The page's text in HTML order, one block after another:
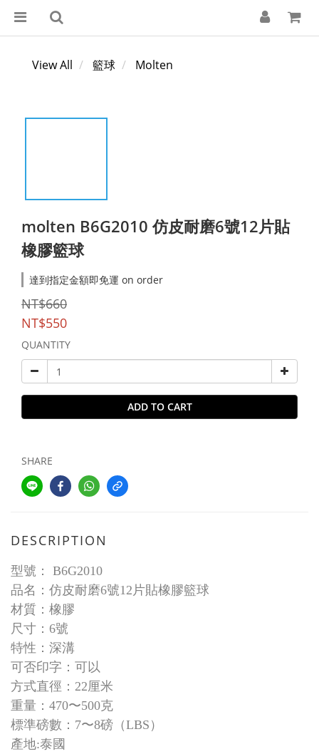
View All 籃球 Molten
molten B6G2010 仿皮耐磨6號12片貼
橡膠籃球
達到指定金額即免運 on order
NT$660
NT$550
QUANTITY
ADD TO CART
SHARE
DESCRIPTION
型號：
B6G2010
品名：仿皮耐磨6號12片貼橡膠籃球
材質：橡膠
尺寸：6號
特性：深溝
可否印字：可以
方式直徑：22厘米
重量：470〜500克
標準磅數：7〜8磅（LBS）
產地:泰國